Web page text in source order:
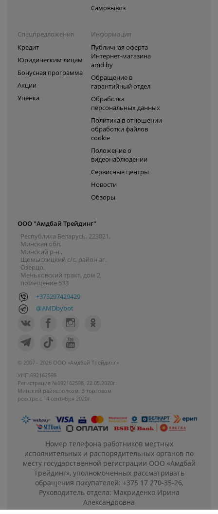
Самовывоз
Спецпредложения
Кредит
Юридическим лицам
Бонусная программа
Акции
Уценка
Информация
Публичная оферта
Интернет-магазина
amd.by
Обращение в
гарантийный отдел
Обработка
персональных данных
Политика в отношении
обработки файлов
cookie
Положение о
видеонаблюдении
Сервисные центры
Новости
Обзоры
ООО "Амдбай Трейдинг"
Республика Беларусь, 223021,
Минская обл.,
Минский р-н.,
Щомыслицкий с/с, район аг.
Озерцо,
Меньковский тракт, дом 2,
помещение 533
+375297429429
@AMDbybot
© 2007 - 2026 ООО «Амдбай Трейдинг»
УНП 692162598
Регистрация №692162598, 22.05.2020г.
Минский райисполком. В торговом
реестре с 14 сентября 2020г.
Номер телефона работников местных
исполнительных и распорядительных органов по
месту государственной регистрации ООО «Амдбай
Трейдинг», уполномоченных рассматривать
обращения покупателей: +375 17 270-35-26,
Руководитель отдела: Макриденко Ирина
Александровна